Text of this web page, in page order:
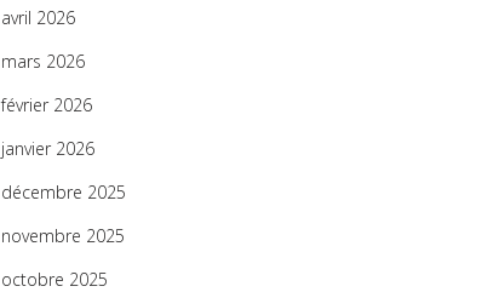
avril 2026
mars 2026
février 2026
janvier 2026
décembre 2025
novembre 2025
octobre 2025